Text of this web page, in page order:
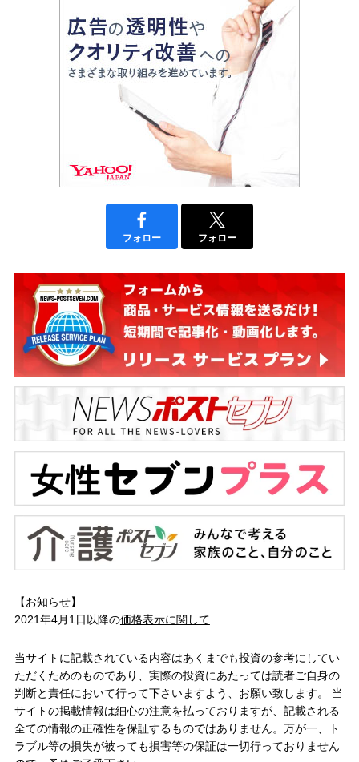
フォロー フォロー
【お知らせ】
2021年4月1日以降の価格表示に関して
当サイトに記載されている内容はあくまでも投資の参考にしてい
ただくためのものであり、実際の投資にあたっては読者ご自身の
判断と責任において行って下さいますよう、お願い致します。 当
サイトの掲載情報は細心の注意を払っておりますが、記載される
全ての情報の正確性を保証するものではありません。万が一、ト
ラブル等の損失が被っても損害等の保証は一切行っておりません